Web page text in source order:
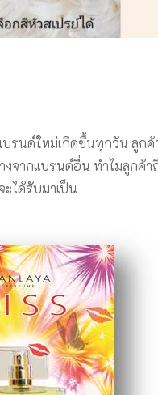
รนด์ใหม่เกิดขึ้นทุกวัน ลูก
งจากแบรนด์อื่น ทำไมลูกค้
ได้รับมาเป็น